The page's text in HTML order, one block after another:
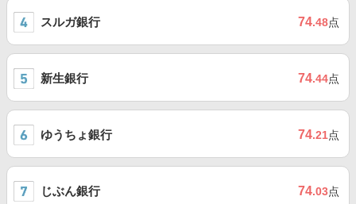
スルガ銀行 74.48点
新生銀行 74.44点
ゆうちょ銀行 74.21点
じぶん銀行 74.03点